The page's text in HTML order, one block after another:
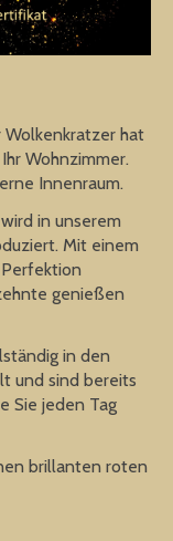
Wolkenkratzer hat
Wohnzimmer.
Innenraum.
in unserem
Mit einem
genießen
in den
und sind bereits
Sie jeden Tag
brillanten roten